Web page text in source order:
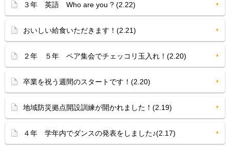
３年 英語 Who are you ? (2.22)
おいしい給食いただきます！(2.21)
２年 ５年 ペア集会でチェッコリ玉入れ！(2.20)
卒業を祝う週間のスタートです！(2.20)
地域防災拠点開設訓練が開かれました！(2.19)
４年 学年内でダンスの発表をしました♪(2.17)